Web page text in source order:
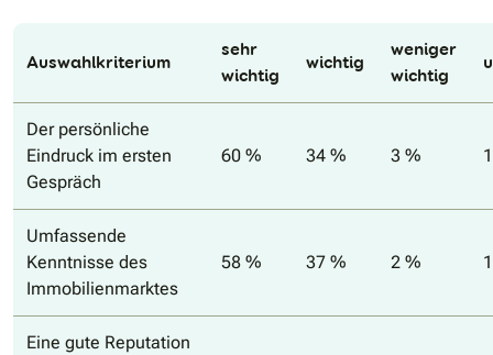
Auswahlkriterium
sehr
wichtig
wichtig
weniger
wichtig
Der persönliche
Eindruck im ersten
Gespräch
60 % 34 % 3 %
Umfassende
Kenntnisse des
Immobilienmarktes
58 % 37 % 2 %
Eine gute Reputation